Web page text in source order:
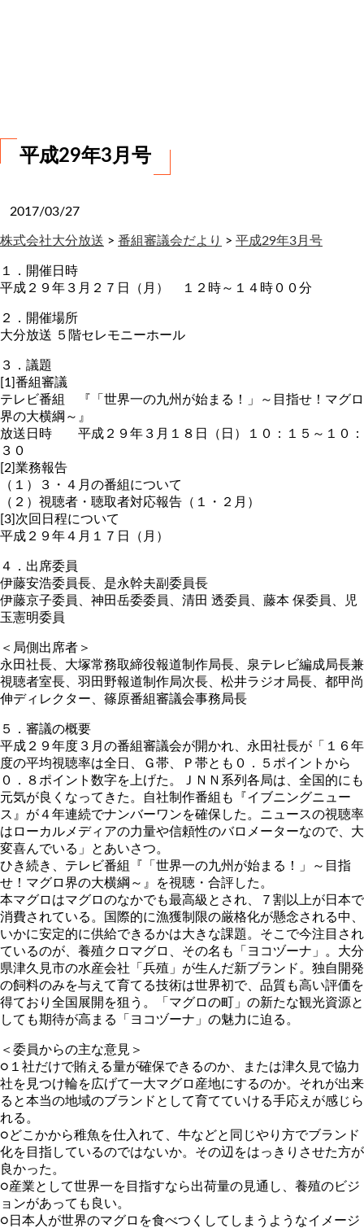
平成29年3月号
2017/03/27
株式会社大分放送 > 番組審議会だより > 平成29年3月号
１．開催日時
平成２９年３月２７日（月） １２時～１４時００分
２．開催場所
大分放送 ５階セレモニーホール
３．議題
[1]番組審議
テレビ番組 『「世界一の九州が始まる！」～目指せ！マグロ
界の大横綱～』
放送日時 平成２９年３月１８日（日）１０：１５～１０：
３０
[2]業務報告
（１）３・４月の番組について
（２）視聴者・聴取者対応報告（１・２月）
[3]次回日程について
平成２９年４月１７日（月）
４．出席委員
伊藤安浩委員長、是永幹夫副委員長
伊藤京子委員、神田岳委委員、清田 透委員、藤本 保委員、児
玉憲明委員
＜局側出席者＞
永田社長、大塚常務取締役報道制作局長、泉テレビ編成局長兼
視聴者室長、羽田野報道制作局次長、松井ラジオ局長、都甲尚
伸ディレクター、篠原番組審議会事務局長
５．審議の概要
平成２９年度３月の番組審議会が開かれ、永田社長が「１６年
度の平均視聴率は全日、Ｇ帯、Ｐ帯とも０．５ポイントから
０．８ポイント数字を上げた。ＪＮＮ系列各局は、全国的にも
元気が良くなってきた。自社制作番組も『イブニングニュー
ス』が４年連続でナンバーワンを確保した。ニュースの視聴率
はローカルメディアの力量や信頼性のバロメーターなので、大
変喜んでいる」とあいさつ。
ひき続き、テレビ番組『「世界一の九州が始まる！」～目指
せ！マグロ界の大横綱～』を視聴・合評した。
本マグロはマグロのなかでも最高級とされ、７割以上が日本で
消費されている。国際的に漁獲制限の厳格化が懸念される中、
いかに安定的に供給できるかは大きな課題。そこで今注目され
ているのが、養殖クロマグロ、その名も「ヨコヅーナ」。大分
県津久見市の水産会社「兵殖」が生んだ新ブランド。独自開発
の飼料のみを与えて育てる技術は世界初で、品質も高い評価を
得ており全国展開を狙う。「マグロの町」の新たな観光資源と
しても期待が高まる「ヨコヅーナ」の魅力に迫る。
＜委員からの主な意見＞
○１社だけで賄える量が確保できるのか、または津久見で協力
社を見つけ輪を広げて一大マグロ産地にするのか。それが出来
ると本当の地域のブランドとして育てていける手応えが感じら
れる。
○どこかから稚魚を仕入れて、牛などと同じやり方でブランド
化を目指しているのではないか。その辺をはっきりさせた方が
良かった。
○産業として世界一を目指すなら出荷量の見通し、養殖のビジ
ョンがあっても良い。
○日本人が世界のマグロを食べつくしてしまうようなイメージ